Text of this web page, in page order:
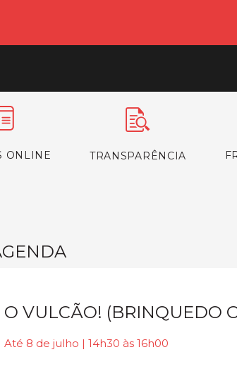
ONLINE TRANSPARÊNCIA
O VULCÃO! (BRINQUEDO
Até 8 de julho | 14h30 às 16h00